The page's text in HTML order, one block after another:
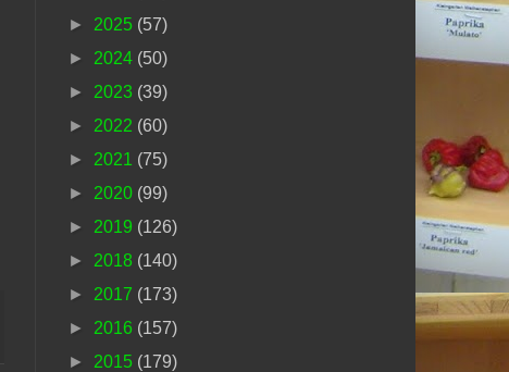
► 2025 (57)
► 2024 (50)
► 2023 (39)
► 2022 (60)
► 2021 (75)
► 2020 (99)
► 2019 (126)
► 2018 (140)
► 2017 (173)
► 2016 (157)
► 2015 (179)